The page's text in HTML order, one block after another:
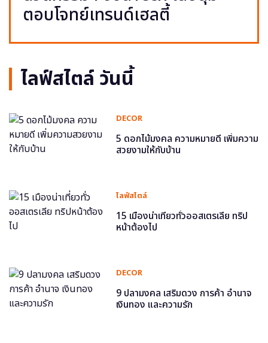
ตอบโจทย์เทรนด์เฮลตี้
ไลฟ์สไตล์ วันนี้
DECOR
5 ดอกไม้มงคล ความหมายดี เพิ่มความ
สวยงามให้กับบ้าน
ไลฟ์สไตล์
15 เมืองน่าเที่ยวทั่วออสเตรเลีย ทริป
หน้าต้องไป
DECOR
9 ปลามงคล เสริมดวง การค้า อำนาจ
เงินทอง และความรัก